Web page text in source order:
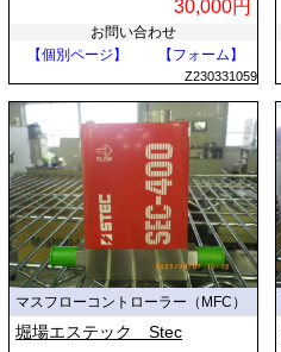
30,000円
お問い合わせ
【個別ページ】
【フォーム】
Z230331059
マスフローコントローラー（MFC）
堀場エステック Stec